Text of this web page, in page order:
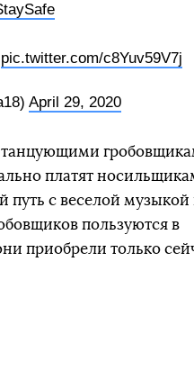
pic.twitter.com/c8Yuv59V7j
April 29, 2020
танцующими
платят
путь с веселой музыкой
пользуются в
приобрели только